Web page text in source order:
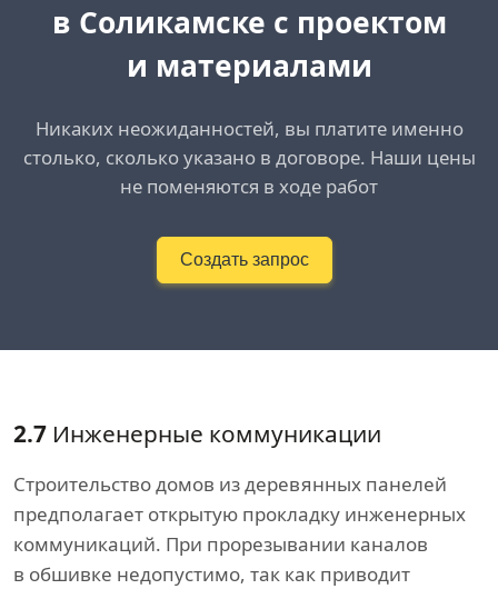
в Соликамске с проектом
и материалами
Никаких неожиданностей, вы платите именно
столько, сколько указано в договоре. Наши цены
не поменяются в ходе работ
Создать запрос
2.7 Инженерные коммуникации
Строительство домов из деревянных панелей
предполагает открытую прокладку инженерных
коммуникаций. При прорезывании каналов
в обшивке недопустимо, так как приводит